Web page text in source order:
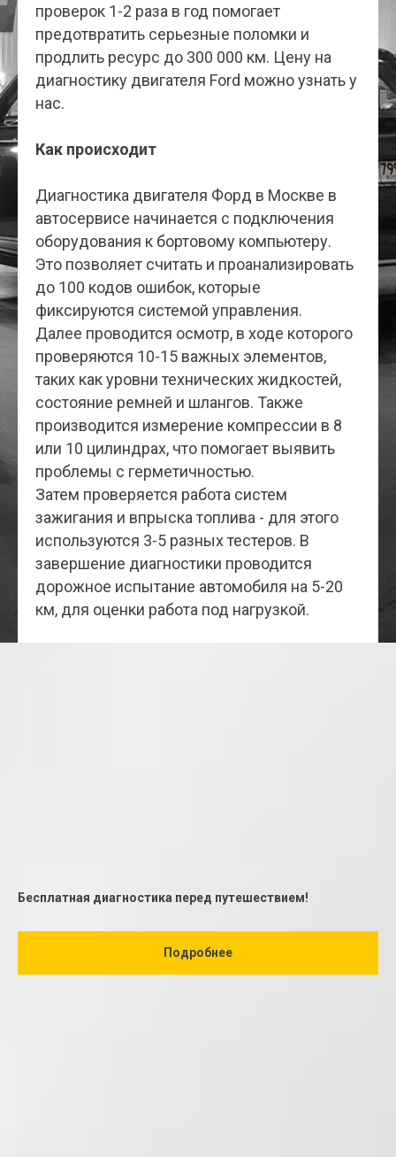
проверок 1-2 раза в год помогает
предотвратить серьезные поломки и
продлить ресурс до 300 000 км. Цену на
диагностику двигателя Ford можно узнать у
нас.
Как происходит
Диагностика двигателя Форд в Москве в
автосервисе начинается с подключения
оборудования к бортовому компьютеру.
Это позволяет считать и проанализировать
до 100 кодов ошибок, которые
фиксируются системой управления.
Далее проводится осмотр, в ходе которого
проверяются 10-15 важных элементов,
таких как уровни технических жидкостей,
состояние ремней и шлангов. Также
производится измерение компрессии в 8
или 10 цилиндрах, что помогает выявить
проблемы с герметичностью.
Затем проверяется работа систем
зажигания и впрыска топлива - для этого
используются 3-5 разных тестеров. В
завершение диагностики проводится
дорожное испытание автомобиля на 5-20
км, для оценки работа под нагрузкой.
поломок стоимостью 50 000 - 300 000
рублей.
Новые модели Ford оснащаются
высокотехнологичными двигателями с 4-6
Бесплатная диагностика перед путешествием!
Подробнее